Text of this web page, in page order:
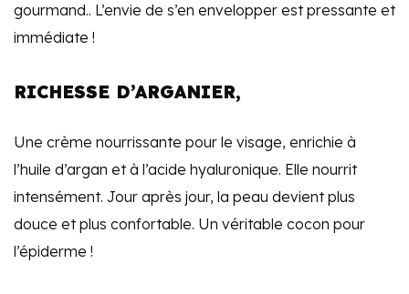
gourmand.. L’envie de s’en envelopper est pressante et
immédiate !
RICHESSE D’ARGANIER,
Une crème nourrissante pour le visage, enrichie à
l’huile d’argan et à l’acide hyaluronique. Elle nourrit
intensément. Jour après jour, la peau devient plus
douce et plus confortable. Un véritable cocon pour
l’épiderme !